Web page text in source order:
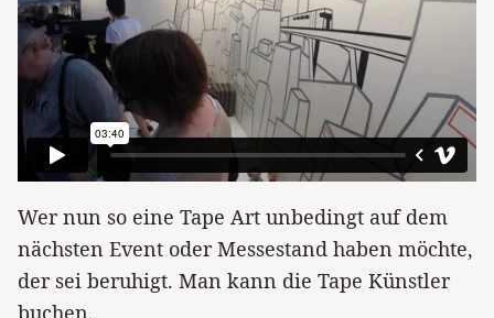
Wer nun so eine Tape Art unbedingt auf dem
nächsten Event oder Messestand haben möchte,
der sei beruhigt. Man kann die Tape Künstler
buchen.